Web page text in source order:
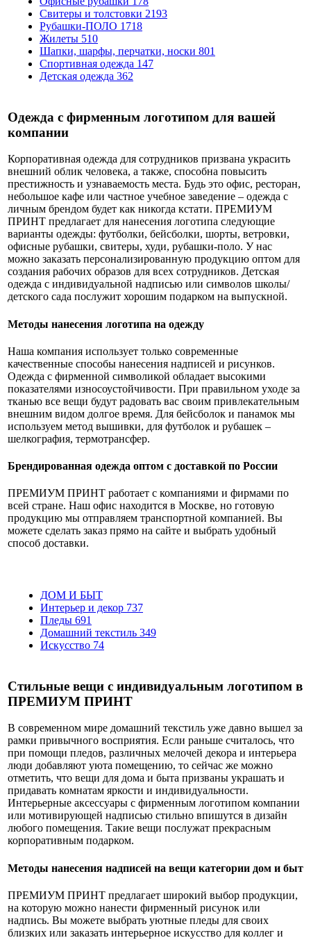
Свитеры и толстовки 2193
Рубашки-ПОЛО 1718
Жилеты 510
Шапки, шарфы, перчатки, носки 801
Спортивная одежда 147
Детская одежда 362
Одежда с фирменным логотипом для вашей
компании
Корпоративная одежда для сотрудников призвана украсить
внешний облик человека, а также, способна повысить
престижность и узнаваемость места. Будь это офис, ресторан,
небольшое кафе или частное учебное заведение – одежда с
личным брендом будет как никогда кстати. ПРЕМИУМ
ПРИНТ предлагает для нанесения логотипа следующие
варианты одежды: футболки, бейсболки, шорты, ветровки,
офисные рубашки, свитеры, худи, рубашки-поло. У нас
можно заказать персонализированную продукцию оптом для
создания рабочих образов для всех сотрудников. Детская
одежда с индивидуальной надписью или символов школы/
детского сада послужит хорошим подарком на выпускной.
Методы нанесения логотипа на одежду
Наша компания использует только современные
качественные способы нанесения надписей и рисунков.
Одежда с фирменной символикой обладает высокими
показателями износоустойчивости. При правильном уходе за
тканью все вещи будут радовать вас своим привлекательным
внешним видом долгое время. Для бейсболок и панамок мы
используем метод вышивки, для футболок и рубашек –
шелкография, термотрансфер.
Брендированная одежда оптом с доставкой по России
ПРЕМИУМ ПРИНТ работает с компаниями и фирмами по
всей стране. Наш офис находится в Москве, но готовую
продукцию мы отправляем транспортной компанией. Вы
можете сделать заказ прямо на сайте и выбрать удобный
способ доставки.
ДОМ И БЫТ
Интерьер и декор 737
Пледы 691
Домашний текстиль 349
Искусство 74
Стильные вещи с индивидуальным логотипом в
ПРЕМИУМ ПРИНТ
В современном мире домашний текстиль уже давно вышел за
рамки привычного восприятия. Если раньше считалось, что
при помощи пледов, различных мелочей декора и интерьера
люди добавляют уюта помещению, то сейчас же можно
отметить, что вещи для дома и быта призваны украшать и
придавать комнатам яркости и индивидуальности.
Интерьерные аксессуары с фирменным логотипом компании
или мотивирующей надписью стильно впишутся в дизайн
любого помещения. Такие вещи послужат прекрасным
корпоративным подарком.
Методы нанесения надписей на вещи категории дом и быт
ПРЕМИУМ ПРИНТ предлагает широкий выбор продукции,
на которую можно нанести фирменный рисунок или
надпись. Вы можете выбрать уютные пледы для своих
близких или заказать интерьерное искусство для коллег и